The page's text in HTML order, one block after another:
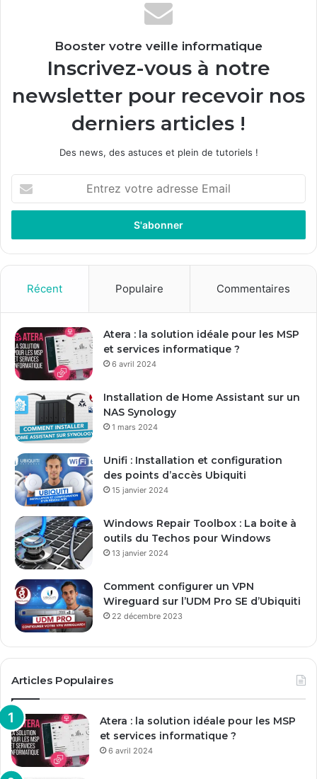
Booster votre veille informatique
Inscrivez-vous à notre
newsletter pour recevoir nos
derniers articles !
Des news, des astuces et plein de tutoriels !
t
e
z
r
e
a
d
s
e
m
a
Récent Populaire Commentaires
Atera : la solution idéale pour les MSP
et services informatique ?
6 avril 2024
Installation de Home Assistant sur un
NAS Synology
1 mars 2024
Unifi : Installation et configuration
des points d’accès Ubiquiti
15 janvier 2024
Windows Repair Toolbox : La boite à
outils du Techos pour Windows
13 janvier 2024
Comment configurer un VPN
Wireguard sur l’UDM Pro SE d’Ubiquiti
22 décembre 2023
Articles Populaires
Atera : la solution idéale pour les MSP
et services informatique ?
6 avril 2024